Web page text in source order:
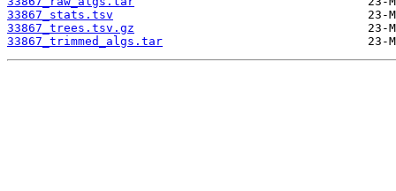
33867_stats.tsv
33867_trees.tsv.gz
33867_trimmed_algs.tar